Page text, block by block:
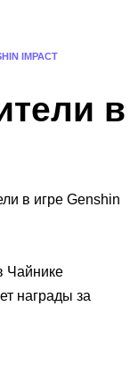
IMPACT
в
в игре Genshin
Чайнике
награды за